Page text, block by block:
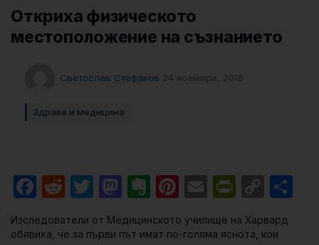
Откриха физическото
местоположение на съзнанието
Светослав Стефанов 24 ноември, 2016
Здраве и медицина
Facebook
RedditTwitter
Mastodon
Evernote
Pinterest
Email
Изследователи от Медицинското училище на Харвард
обявиха, че за първи път имат по-голяма яснота, кои